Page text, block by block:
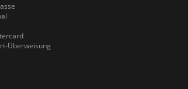
Überweisung